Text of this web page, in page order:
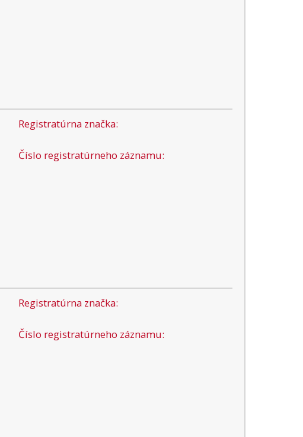
Registratúrna značka:
Číslo registratúrneho záznamu:
Registratúrna značka:
Číslo registratúrneho záznamu: